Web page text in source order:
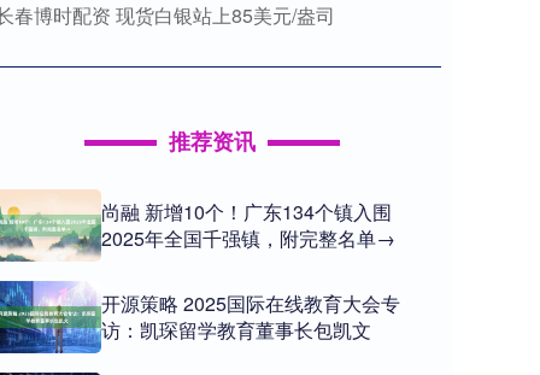
春博时配资 现货白银站上85美元/盎司
推荐资讯
尚融 新增10个！广东134个镇入围
2025年全国千强镇，附完整名单→
开源策略 2025国际在线教育大会专
访：凯琛留学教育董事长包凯文